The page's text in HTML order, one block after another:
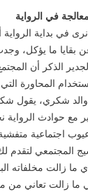
في الرواية
في بداية
عن بقايا ما يؤكل،
الذكر أن
المحاورة
شكري، يقول
مع حوادث
اجتماعية متفشية
المجتمعي لتقدم
ما زالت مخلفاته
ما زالت تعاني